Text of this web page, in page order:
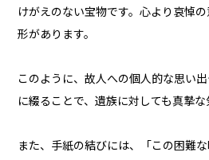
けがえのない宝物です。心より哀悼
形があります。
このように、故人への個人的な思い
に綴ることで、遺族に対しても真摯な
また、手紙の結びには、「この困難